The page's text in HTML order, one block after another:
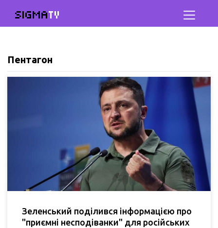
SIGMATV
Пентагон
Зеленський поділився інформацією про
"приємні несподіванки" для російських